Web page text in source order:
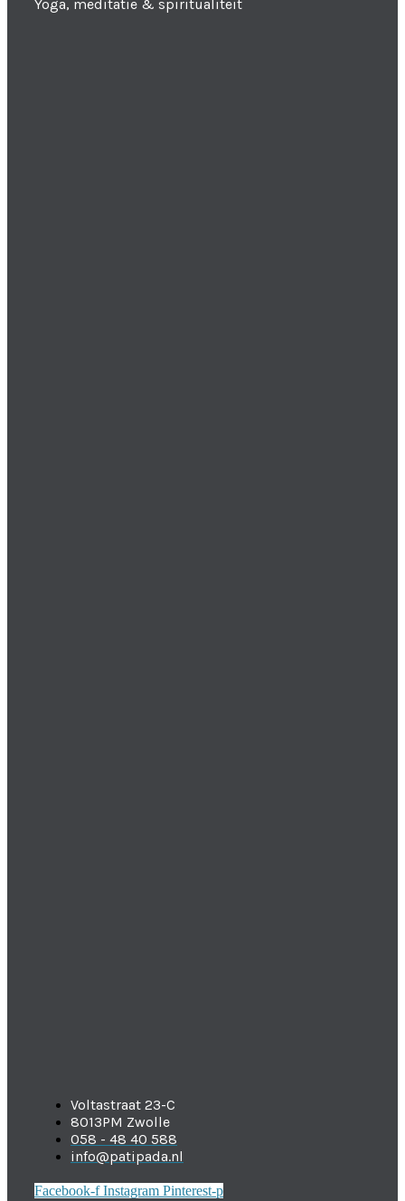
Yoga, meditatie & spiritualiteit
Voltastraat 23-C
8013PM Zwolle
058 - 48 40 588
info@patipada.nl
Facebook-f Instagram Pinterest-p